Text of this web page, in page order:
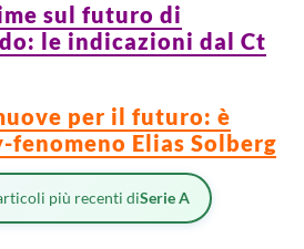
sul futuro di
le indicazioni dal Ct
per il futuro: è
Elias Solberg
più recenti diSerie A